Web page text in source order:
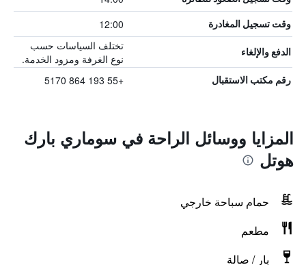
وقت تسجيل المغادرة 12:00
الدفع والإلغاء
تختلف السياسات حسب
نوع الغرفة ومزود الخدمة.
رقم مكتب الاستقبال +55 193 864 5170
المزايا ووسائل الراحة في سوماري بارك
هوتل
حمام سباحة خارجي
مطعم
بار / صالة